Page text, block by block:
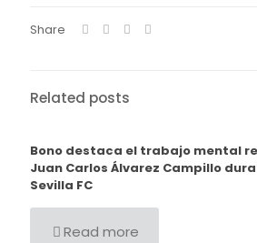
Share
Related posts
Bono destaca el trabajo mental
Juan Carlos Álvarez Campillo
Sevilla FC
Read more